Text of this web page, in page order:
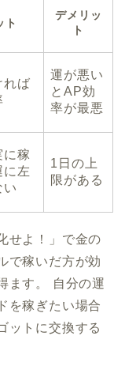
ト
デメリッ
ト
れば
運が悪い
とAP効
率が最悪
に稼
に左
い
1日の上
限がある
せよ！」で金の
で稼いだ方が効
ます。 自分の運
を稼ぎたい場合
ットに交換する